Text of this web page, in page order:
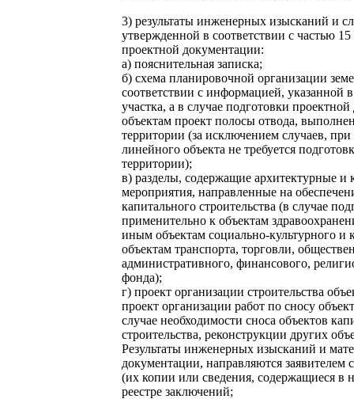
3) результаты инженерных изысканий и
утвержденной в соответствии с частью
проектной документации:
а) пояснительная записка;
б) схема планировочной организации
соответствии с информацией, указанной
участка, а в случае подготовки
объектам проект полосы отвода,
территории (за исключением случаев,
линейного объекта не требуется
территории);
в) разделы, содержащие архитектурные
мероприятия, направленные на
капитального строительства (в случае
применительно к объектам
иным объектам социально-культурного и
объектам транспорта, торговли,
административного, финансового,
фонда);
г) проект организации строительства
проект организации работ по сносу
случае необходимости сноса объектов
строительства, реконструкции других
Результаты инженерных изысканий и
документации, направляются заявителем
(их копии или сведения, содержащиеся в
реестре заключений;